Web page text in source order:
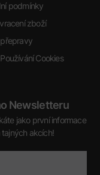
podmínky
zboží
Cookies
Newsletteru
jako první informace
akcích!